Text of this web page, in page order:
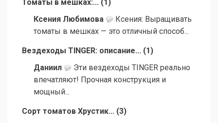
Томаты в мешках:... (1 )
Ксения Любимова
Ксения: Выращивать
томаты в мешках — это отличный способ...
Вездеходы TINGER: описание... (1 )
Даниил
Эти вездеходы TINGER реально
впечатляют! Прочная конструкция и
мощный...
Сорт томатов Хрустик... (3)